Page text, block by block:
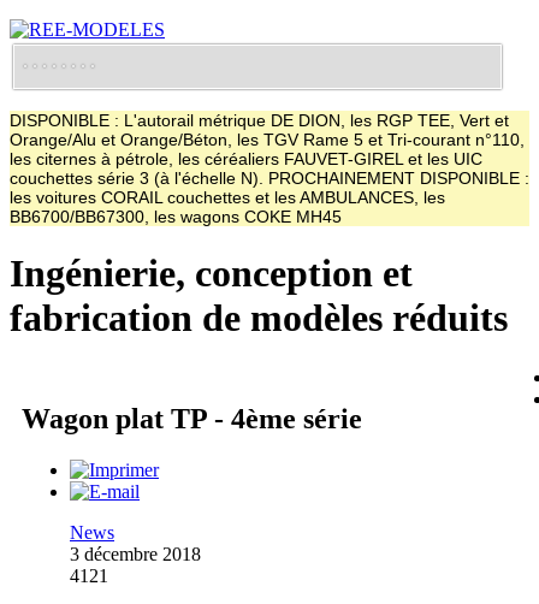
DISPONIBLE : L'autorail métrique DE DION, les RGP TEE, Vert et
Orange/Alu et Orange/Béton, les TGV Rame 5 et Tri-courant n°110,
les citernes à pétrole, les céréaliers FAUVET-GIREL et les UIC
couchettes série 3 (à l'échelle N). PROCHAINEMENT DISPONIBLE :
les voitures CORAIL couchettes et les AMBULANCES, les
BB6700/BB67300, les wagons COKE MH45
Ingénierie, conception et
fabrication de modèles réduits
Wagon plat TP - 4ème série
News
3 décembre 2018
4121